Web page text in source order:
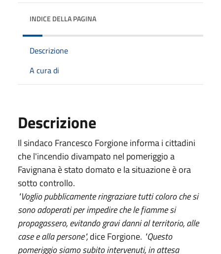
INDICE DELLA PAGINA
Descrizione
A cura di
Descrizione
Il sindaco Francesco Forgione informa i cittadini
che l'incendio divampato nel pomeriggio a
Favignana è stato domato e la situazione è ora
sotto controllo.
"Voglio pubblicamente ringraziare tutti coloro che si
sono adoperati per impedire che le fiamme si
propagassero, evitando gravi danni al territorio, alle
case e alla persone",dice Forgione. "Questo
pomeriggio siamo subito intervenuti, in attesa